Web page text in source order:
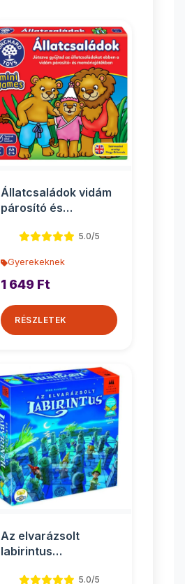
Állatcsaládok vidám
párosító és
5.0/5
Gyerekeknek
1 649 Ft
RÉSZLETEK
Az elvarázsolt
labirintus
5.0/5